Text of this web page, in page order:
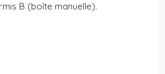
B (boîte manuelle).